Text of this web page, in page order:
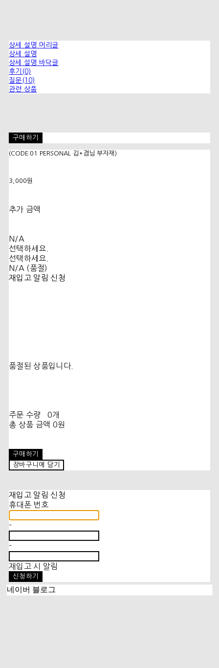
상세 설명 머리글
상세 설명
상세 설명 바닥글
후기(0)
질문(10)
관련 상품
구매하기
(CODE:01 PERSONAL 김*겸님 부자재)
3,000원
추가 금액
N/A
선택하세요.
선택하세요.
N/A (품절)
재입고 알림 신청
품절된 상품입니다.
주문 수량
0개
총 상품 금액 0원
구매하기
장바구니에 담기
재입고 알림 신청
휴대폰 번호
-
-
재입고 시 알림
신청하기
네이버 블로그